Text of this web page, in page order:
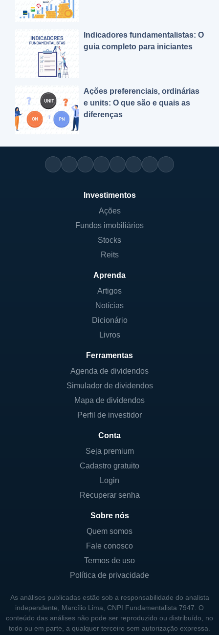
Indicadores fundamentalistas: O
guia completo para iniciantes
Ações preferenciais, ordinárias
e units: O que são e quais as
diferenças
Investimentos
Ações
Fundos imobiliários
Stocks
Reits
Aprenda
Artigos
Notícias
Dicionário
Livros
Ferramentas
Agenda de dividendos
Simulador de dividendos
Mapa de dividendos
Perfil de investidor
Conta
Seja premium
Cadastro gratuito
Login
Recuperar senha
Sobre nós
Quem somos
Fale conosco
Termos de uso
Política de privacidade
As análises publicadas estão sob a responsabilidade do analista
independente, Marcílio Lima, CNPI Fundamentalista 7947. O
conteúdo das análises não pode ser reproduzido ou distribuído, no
todo ou em parte, a qualquer terceiro sem autorização expressa.